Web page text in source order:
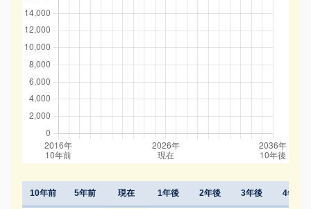
10年前 5年前 現在 1年後 2年後 3年後 4年後